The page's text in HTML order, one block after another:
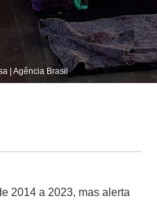
| Agência Brasil
2014 a 2023, mas alerta